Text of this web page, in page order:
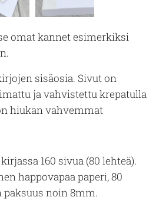
omat kannet esimerkiksi
sisäosia. Sivut on
ja vahvistettu krepatulla
hiukan vahvemmat
160 sivua (80 lehteä).
happovapaa paperi, 80
noin 8mm.